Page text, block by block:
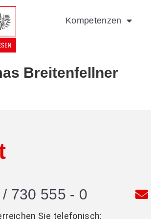
Kompetenzen
Breitenfellner
730 555 - 0
Sie telefonisch: